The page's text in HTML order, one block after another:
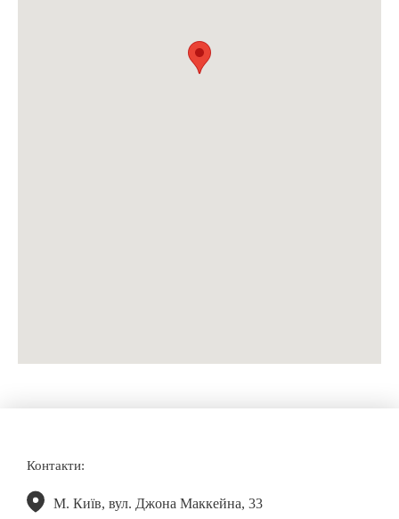
Контакти:
М. Київ, вул. Джона Маккейна, 33